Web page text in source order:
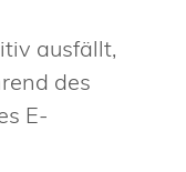
ausfällt,
des
E-